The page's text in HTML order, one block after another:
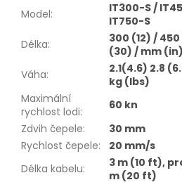
Model:
IT300-S /
IT750-S
Délka:
300 (12) /
(30) / mm (in)
Váha:
2.1(4.6) 2.8
kg (lbs)
Maximální
rychlost lodi:
60 kn
Zdvih čepele:
30 mm
Rychlost čepele:
20 mm/s
Délka kabelu:
3 m (10 ft),
m (20 ft)